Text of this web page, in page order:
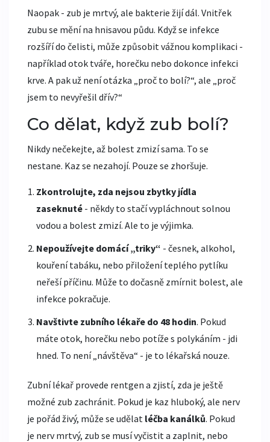
Naopak - zub je mrtvý, ale bakterie žijí dál. Vnitřek
zubu se mění na hnisavou půdu. Když se infekce
rozšíří do čelisti, může způsobit vážnou komplikaci -
například otok tváře, horečku nebo dokonce infekci
krve. A pak už není otázka „proč to bolí?“, ale „proč
jsem to nevyřešil dřív?“
Co dělat, když zub bolí?
Nikdy nečekejte, až bolest zmizí sama. To se
nestane. Kaz se nezahojí. Pouze se zhoršuje.
Zkontrolujte, zda nejsou zbytky jídla
zaseknuté - někdy to stačí vypláchnout solnou
vodou a bolest zmizí. Ale to je výjimka.
Nepoužívejte domácí „triky“ - česnek, alkohol,
kouření tabáku, nebo přiložení teplého pytlíku
neřeší příčinu. Může to dočasně zmírnit bolest, ale
infekce pokračuje.
Navštivte zubního lékaře do 48 hodin. Pokud
máte otok, horečku nebo potíže s polykáním - jdi
hned. To není „návštěva“ - je to lékařská nouze.
Zubní lékař provede rentgen a zjistí, zda je ještě
možné zub zachránit. Pokud je kaz hluboký, ale nerv
je pořád živý, může se udělat léčba kanálků. Pokud
je nerv mrtvý, zub se musí vyčistit a zaplnit, nebo